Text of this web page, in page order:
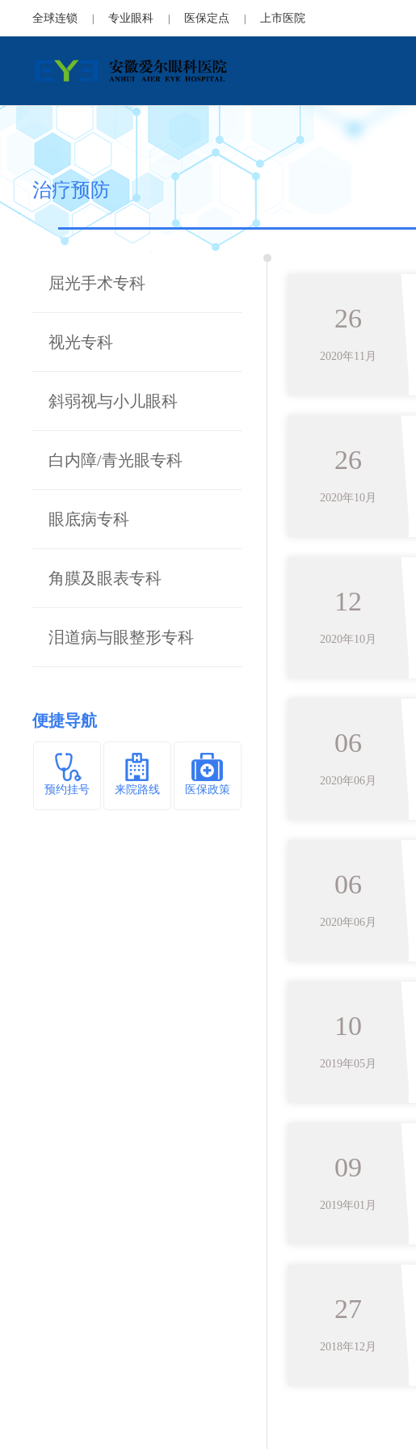
全球连锁 | 专业眼科 | 医保定点 | 上市医院
治疗预防
屈光手术专科
视光专科
斜弱视与小儿眼科
白内障/青光眼专科
眼底病专科
角膜及眼表专科
泪道病与眼整形专科
便捷导航
预约挂号 来院路线 医保政策
26
2020年11月
26
2020年10月
12
2020年10月
06
2020年06月
06
2020年06月
10
2019年05月
09
2019年01月
27
2018年12月